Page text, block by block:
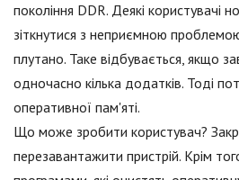
покоління DDR. Деякі користувачі
зіткнутися з неприємною
плутано. Таке відбувається, якщо
одночасно кілька додатків. Тоді
оперативної пам'яті.
Що може зробити користувач?
перезавантажити пристрій. Крім